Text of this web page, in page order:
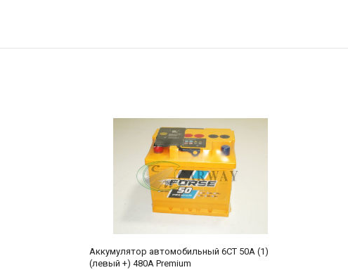
Аккумулятор автомобильный 6СТ 50А (1)
(левый +) 480А Premium